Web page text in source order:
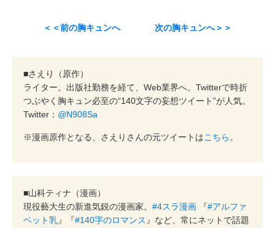
＜＜前の胸キュンへ 次の胸キュンへ＞＞
■さえり（原作）
ライター。出版社勤務を経て、Web業界へ。Twitterで時折
つぶやく胸キュン必至の“140文字の妄想ツイート”が人気。
Twitter： @N908Sa
※漫画原作となる、さえりさんの元ツイートはこちら 。
■山科ティナ（漫画）
現役藝大生の新進気鋭の漫画家。 #4スラ漫画 『#アルファ
ベット乳』『#140字のロマンス 』など、常にネットで話題